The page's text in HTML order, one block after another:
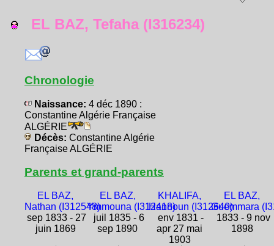
EL BAZ, Tefaha (I316234)
Chronologie
Naissance: 4 déc 1890 :
Constantine Algérie Française
ALGÉRIE
Décès: Constantine Algérie
Française ALGÉRIE
Parents et grand-parents
EL BAZ,
Nathan (I312548)
sep 1833 - 27
juin 1869
EL BAZ,
Ymmouna (I312418)
juil 1835 - 6
sep 1890
KHALIFA,
Hannoun (I312640)
env 1831 -
apr 27 mai
1903
EL BAZ,
Guemmara
1833 - 9 nov
1898